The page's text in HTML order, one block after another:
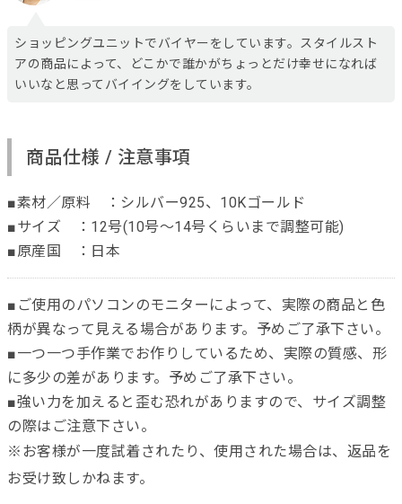
ショッピングユニットでバイヤーをしています。スタイルスト
アの商品によって、どこかで誰かがちょっとだけ幸せになれば
いいなと思ってバイイングをしています。
商品仕様 / 注意事項
■素材／原料 ：シルバー925、10Kゴールド
■サイズ ：12号(10号～14号くらいまで調整可能)
■原産国 ：日本
■ご使用のパソコンのモニターによって、実際の商品と色
柄が異なって見える場合があります。予めご了承下さい。
■一つ一つ手作業でお作りしているため、実際の質感、形
に多少の差があります。予めご了承下さい。
■強い力を加えると歪む恐れがありますので、サイズ調整
の際はご注意下さい。
※お客様が一度試着されたり、使用された場合は、返品を
お受け致しかねます。